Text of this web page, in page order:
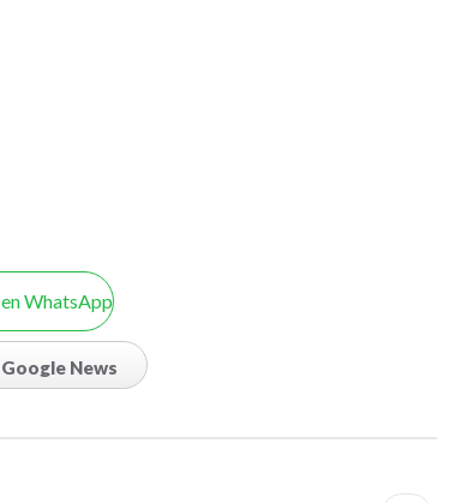
WhatsApp
Google News